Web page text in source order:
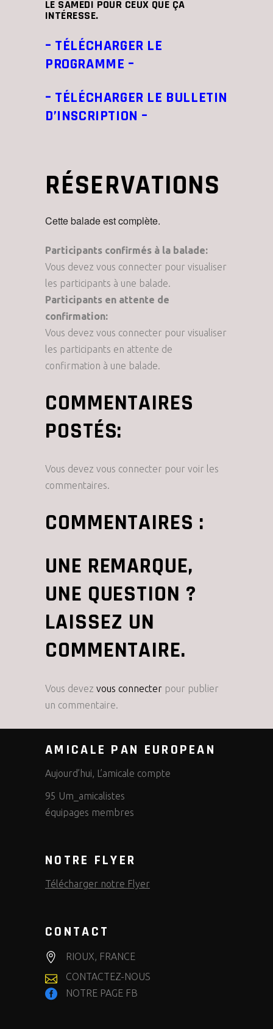
LE SAMEDI POUR CEUX QUE ÇA
INTÉRESSE.
– TÉLÉCHARGER LE
PROGRAMME –
– TÉLÉCHARGER LE BULLETIN
D’INSCRIPTION –
RÉSERVATIONS
Cette balade est complète.
Participants confirmés à la balade:
Vous devez vous connecter pour visualiser
les participants à une balade.
Participants en attente de
confirmation:
Vous devez vous connecter pour visualiser
les participants en attente de
confirmation à une balade.
COMMENTAIRES
POSTÉS:
Vous devez vous connecter pour voir les
commentaires.
COMMENTAIRES :
UNE REMARQUE,
UNE QUESTION ?
LAISSEZ UN
COMMENTAIRE.
Vous devez vous connecter pour publier
un commentaire.
AMICALE PAN EUROPEAN
Aujourd’hui, L’amicale compte
95 Um_amicalistes
équipages membres
NOTRE FLYER
Télécharger notre Flyer
CONTACT
RIOUX, FRANCE
CONTACTEZ-NOUS
NOTRE PAGE FB